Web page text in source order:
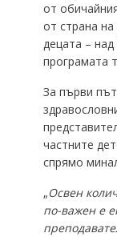
от
от страна
децата –
програмата
За първи
частните
спрямо
„Освен
по-важен е